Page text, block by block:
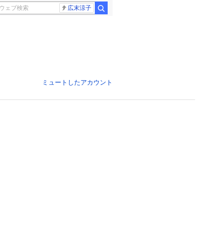
広末涼子
ミュートしたアカウント